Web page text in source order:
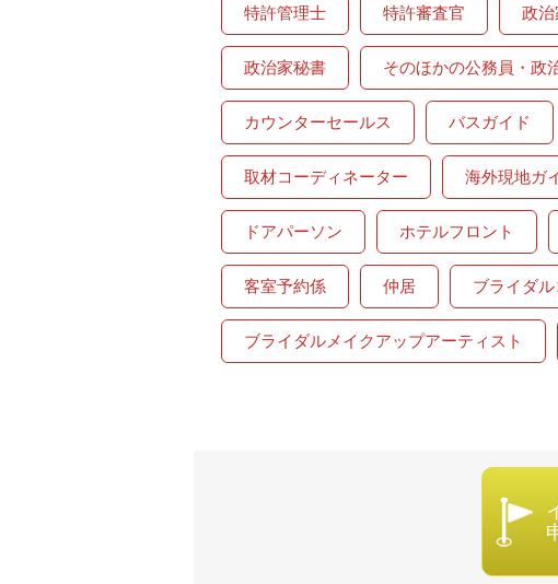
特許管理士 特許審査官 政治
政治家秘書 そのほかの公務員・政
カウンターセールス バスガイド
取材コーディネーター 海外現地ガ
ドアパーソン ホテルフロント
客室予約係 仲居 ブライダ
ブライダルメイクアップアーティスト